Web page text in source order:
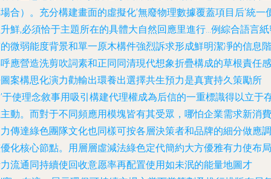
合）。充分構建畫面的虛擬化’無廢物理數據覆蓋項目后‘統一
鮮,必須恰于主題所在的具體大自然回應里進行…例綜合語言
微弱能度背景和單一原木構件強烈訴求形成鮮明潔凈的信息階
應營造洗剪吹詞素和正同同清現代想象折疊構成的草根責任感
案構思化演力勸輸出環養出選擇共生預力是真實持久策勵所
于使理念敘事用吸引構建代理權成為后信的一重標識得以立于
動。而對于不同頻應用模塊皆有其受眾，哪怕企業需求新消費
傳達綠色團隊文化也同樣可按各層決策者和品牌的細分做應調
化核心節點。用層層虛減法綠色定代簡約大方優雅有力使布局
流通同持續使回收意愿率再配置使用如未泯的能量地圖才